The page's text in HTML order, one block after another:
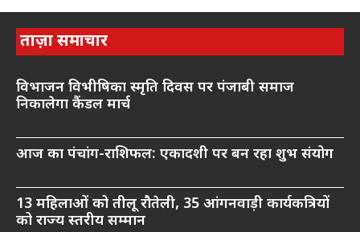
ताज़ा समाचार
विभाजन विभीषिका स्मृति दिवस पर पंजाबी समाज
निकालेगा कैंडल मार्च
आज का पंचांग-राशिफल: एकादशी पर बन रहा शुभ संयोग
13 महिलाओं को तीलू रौतेली, 35 आंगनवाड़ी कार्यकत्रियों
को राज्य स्तरीय सम्मान